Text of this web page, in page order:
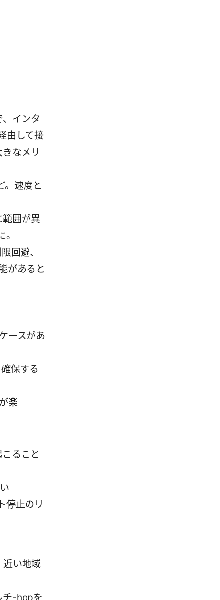
インタ
由して接
なメリ
。速度と
範囲が異
回避、
があると
ースがあ
保する
楽
ること
停止のリ
近い地域
チ-hopを